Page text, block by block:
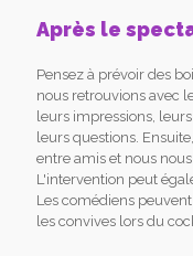
Après le
Pensez à prévoir des
nous retrouvions avec
leurs impressions,
leurs questions.
entre amis et nous
L'intervention peut
Les comédiens
les convives lors du